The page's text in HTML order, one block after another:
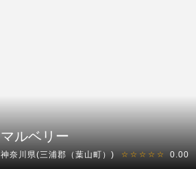
マルベリー
神奈川県(三浦郡（葉山町）) ☆☆☆☆☆ 0.00